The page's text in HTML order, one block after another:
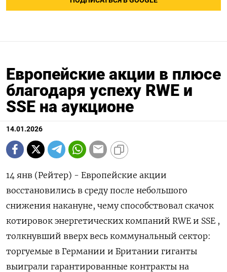
Европейские акции в плюсе
благодаря успеху RWE и
SSE на аукционе
14.01.2026
14 янв (Рейтер) - Европейские акции
восстановились в среду после небольшого
⁠снижения накануне, чему способствовал скачок
котировок энергетических компаний RWE и ⁠SSE ,
толкнувший ​вверх весь ⁠коммунальный сектор:
торгуемые в Германии и ⁠Британии гиганты
выиграли гарантированные контракты на